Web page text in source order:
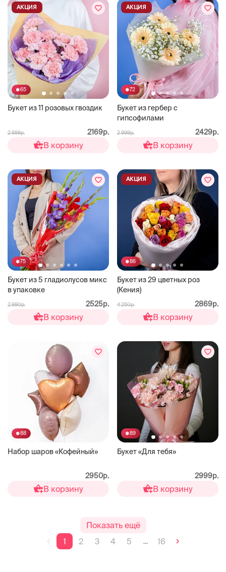
65
Букет из 11 розовых гвоздик
АКЦИЯ
2 999р. 2169р.
В корзину
72
Букет из гербер с
гипсофилами
АКЦИЯ
2 999р. 2429р.
В корзину
75
Букет из 5 гладиолусов микс
в упаковке
АКЦИЯ
2 990р. 2525р.
В корзину
86
Букет из 29 цветных роз
(Кения)
АКЦИЯ
4 250р. 2869р.
В корзину
88
Набор шаров «Кофейный»
2950р.
В корзину
89
Букет «Для тебя»
2999р.
В корзину
Показать ещё
1
2 3 4 5 ... 16